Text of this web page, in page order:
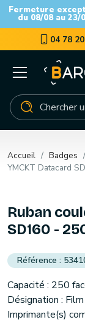
Fermeture
du 08/08 au
04 78
Accueil Badges
YMCKT Datacard
Ruban
SD160 -
Capacité : 250
Désignation :
Imprimante(s)